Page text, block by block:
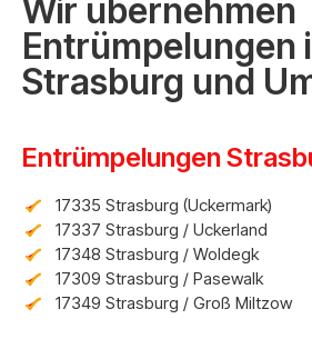
Wir übernehmen
Entrümpelungen
Strasburg und
Entrümpelungen
17335 Strasburg (Uckermark)
17337 Strasburg / Uckerland
17348 Strasburg / Woldegk
17309 Strasburg / Pasewalk
17349 Strasburg / Groß Miltzow